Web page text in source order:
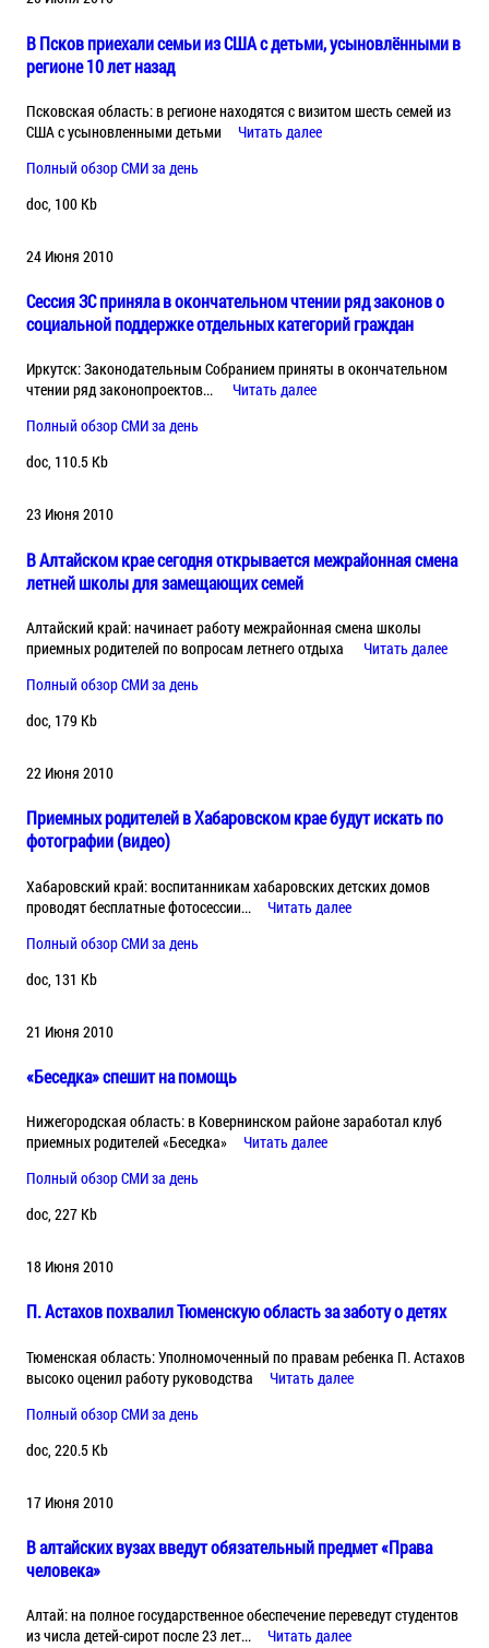
В Псков приехали семьи из США с детьми, усыновлёнными в
регионе 10 лет назад
Псковская область: в регионе находятся с визитом шесть семей из
США с усыновленными детьми
Читать далее
Полный обзор СМИ за день
doc, 100 Kb
24 Июня 2010
Сессия ЗС приняла в окончательном чтении ряд законов о
социальной поддержке отдельных категорий граждан
Иркутск: Законодательным Собранием приняты в окончательном
чтении ряд законопроектов...
Читать далее
Полный обзор СМИ за день
doc, 110.5 Kb
23 Июня 2010
В Алтайском крае сегодня открывается межрайонная смена
летней школы для замещающих семей
Алтайский край: начинает работу межрайонная смена школы
приемных родителей по вопросам летнего отдыха
Читать далее
Полный обзор СМИ за день
doc, 179 Kb
22 Июня 2010
Приемных родителей в Хабаровском крае будут искать по
фотографии (видео)
Хабаровский край: воспитанникам хабаровских детских домов
проводят бесплатные фотосессии...
Читать далее
Полный обзор СМИ за день
doc, 131 Kb
21 Июня 2010
«Беседка» спешит на помощь
Нижегородская область: в Ковернинском районе заработал клуб
приемных родителей «Беседка»
Читать далее
Полный обзор СМИ за день
doc, 227 Kb
18 Июня 2010
П. Астахов похвалил Тюменскую область за заботу о детях
Тюменская область: Уполномоченный по правам ребенка П. Астахов
высоко оценил работу руководства
Читать далее
Полный обзор СМИ за день
doc, 220.5 Kb
17 Июня 2010
В алтайских вузах введут обязательный предмет «Права
человека»
Алтай: на полное государственное обеспечение переведут студентов
из числа детей-сирот после 23 лет...
Читать далее